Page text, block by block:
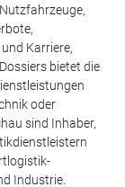
Karriere,
bietet die
oder
sind Inhaber,
Industrie.